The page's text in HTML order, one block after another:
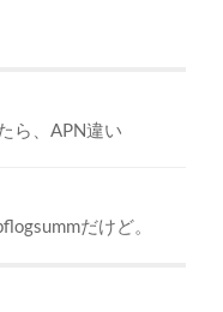
ら、APN違い
だけど。